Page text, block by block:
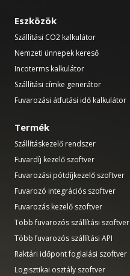
Eszközök
Szállítási CO2 kalkulátor
Nemzeti ünnepek kereső
Incoterms kalkulátor
Szállítási címke generátor
Fuvarozási átfutási idő kalkulátor
Termék
Szállításkezelő rendszer
Fuvardíj kezelő szoftver
Fuvarozási pótdíjkezelő szoftver
Fuvarozó integrációs szoftver
Fuvarozás kezelő szoftver
Több fuvarozós szállítási szoftver
Több fuvarozós szállítási API
Raktári időpont foglalási szoftver
Logisztikai osztály szoftver